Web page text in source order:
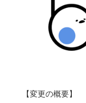
【変更の概要】